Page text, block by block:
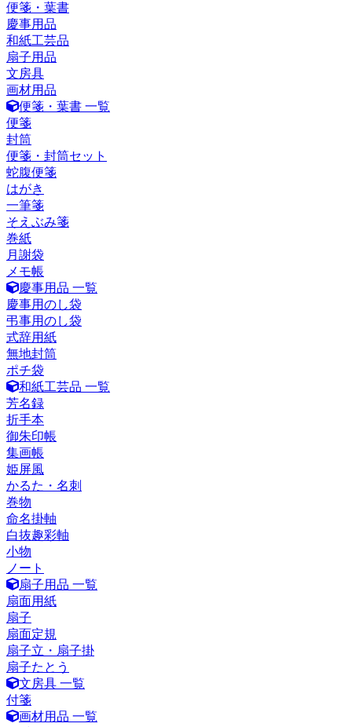
便箋・葉書
慶事用品
和紙工芸品
扇子用品
文房具
画材用品
便箋・葉書 一覧
便箋
封筒
便箋・封筒セット
蛇腹便箋
はがき
一筆箋
そえぶみ箋
巻紙
月謝袋
メモ帳
慶事用品 一覧
慶事用のし袋
弔事用のし袋
式辞用紙
無地封筒
ポチ袋
和紙工芸品 一覧
芳名録
折手本
御朱印帳
集画帳
姫屏風
かるた・名刺
巻物
命名掛軸
白抜趣彩軸
小物
ノート
扇子用品 一覧
扇面用紙
扇子
扇面定規
扇子立・扇子掛
扇子たとう
文房具 一覧
付箋
画材用品 一覧